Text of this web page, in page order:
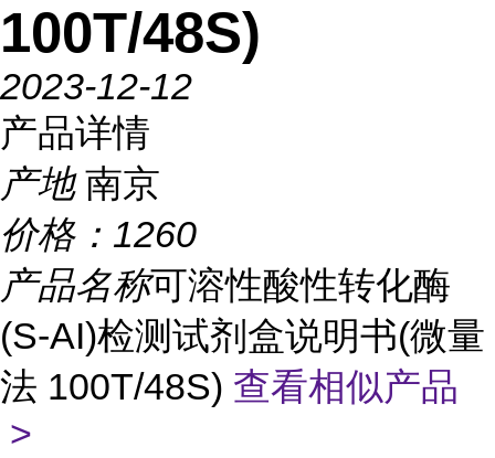
100T/48S)
2023-12-12
产品详情
产地 南京
价格： 1260
产品名称可溶性酸性转化酶
(S-AI)检测试剂盒说明书(微量
法 100T/48S) 查看相似产品
>